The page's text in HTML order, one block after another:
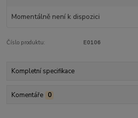
Momentálně není k dispozici
Číslo produktu: E0106
Kompletní specifikace
Komentáře 0